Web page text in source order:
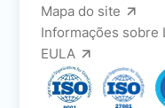
Mapa do site
Informações sobre
EULA